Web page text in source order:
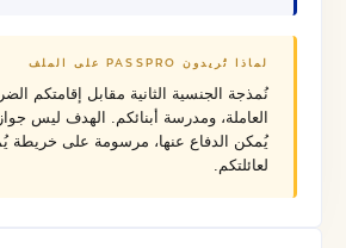
لماذا تُريدون PASSPRO على الملف
نُمذجة الجنسية الثانية مقابل إقامتكم
العاملة، ومدرسة أبنائكم. الهدف ليس
يُمكن الدفاع عنها، مرسومة على خريطة
لعائلتكم.